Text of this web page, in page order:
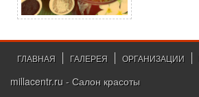
ГЛАВНАЯ ГАЛЕРЕЯ ОРГАНИЗАЦИИ
millacentr.ru - Салон красоты